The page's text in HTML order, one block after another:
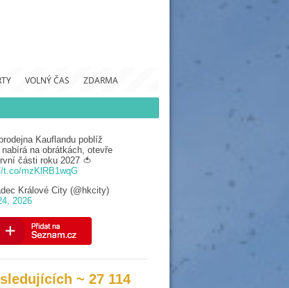
VOLNÝ ČAS ZDARMA
Kauflandu poblíž
nabírá na obrátkách, otevře
části roku 2027 🍅
t.co/mzKlRB1wqG
Králové City (@hkcity)
2026
~ 27 114